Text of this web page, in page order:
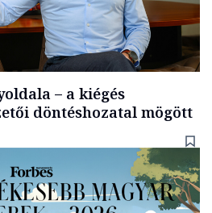
– a kiégés
döntéshozatal mögött